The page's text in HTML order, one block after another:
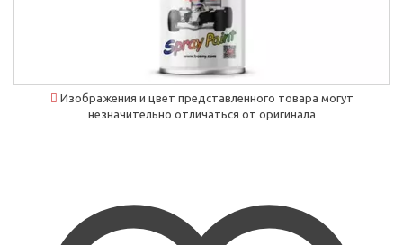
Изображения и цвет представленного товара могут
незначительно отличаться от оригинала